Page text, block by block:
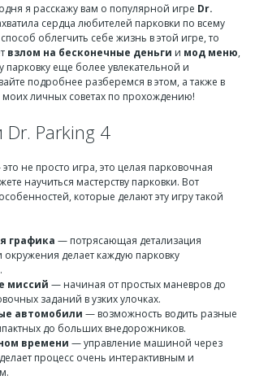
я расскажу вам о популярной игре Dr.
сердца любителей парковки по всему
облегчить себе жизнь в этой игре, то
взлом на бесконечные деньги и мод меню,
парковку еще более увлекательной и
подробнее разберемся в этом, а также в
личных советах по прохождению!
Dr. Parking 4
не просто игра, это целая парковочная
научиться мастерству парковки. Вот
которые делают эту игру такой
графика — потрясающая детализация
делает каждую парковку
миссий — начиная от простых маневров до
заданий в узких улочках.
автомобили — возможность водить разные
до больших внедорожников.
времени — управление машиной через
процесс очень интерактивным и